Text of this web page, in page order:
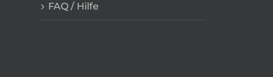
FAQ / Hilfe